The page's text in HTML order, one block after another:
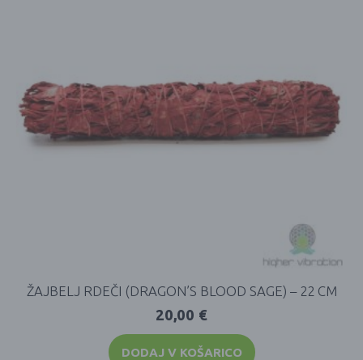
ŽAJBELJ RDEČI (DRAGON’S BLOOD SAGE) – 22 CM
20,00 €
DODAJ V KOŠARICO